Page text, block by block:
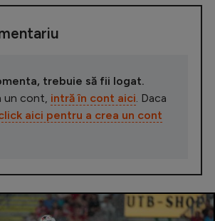
trebuie să fii logat.
un cont, intră în cont aici . Daca
aici pentru a crea un cont